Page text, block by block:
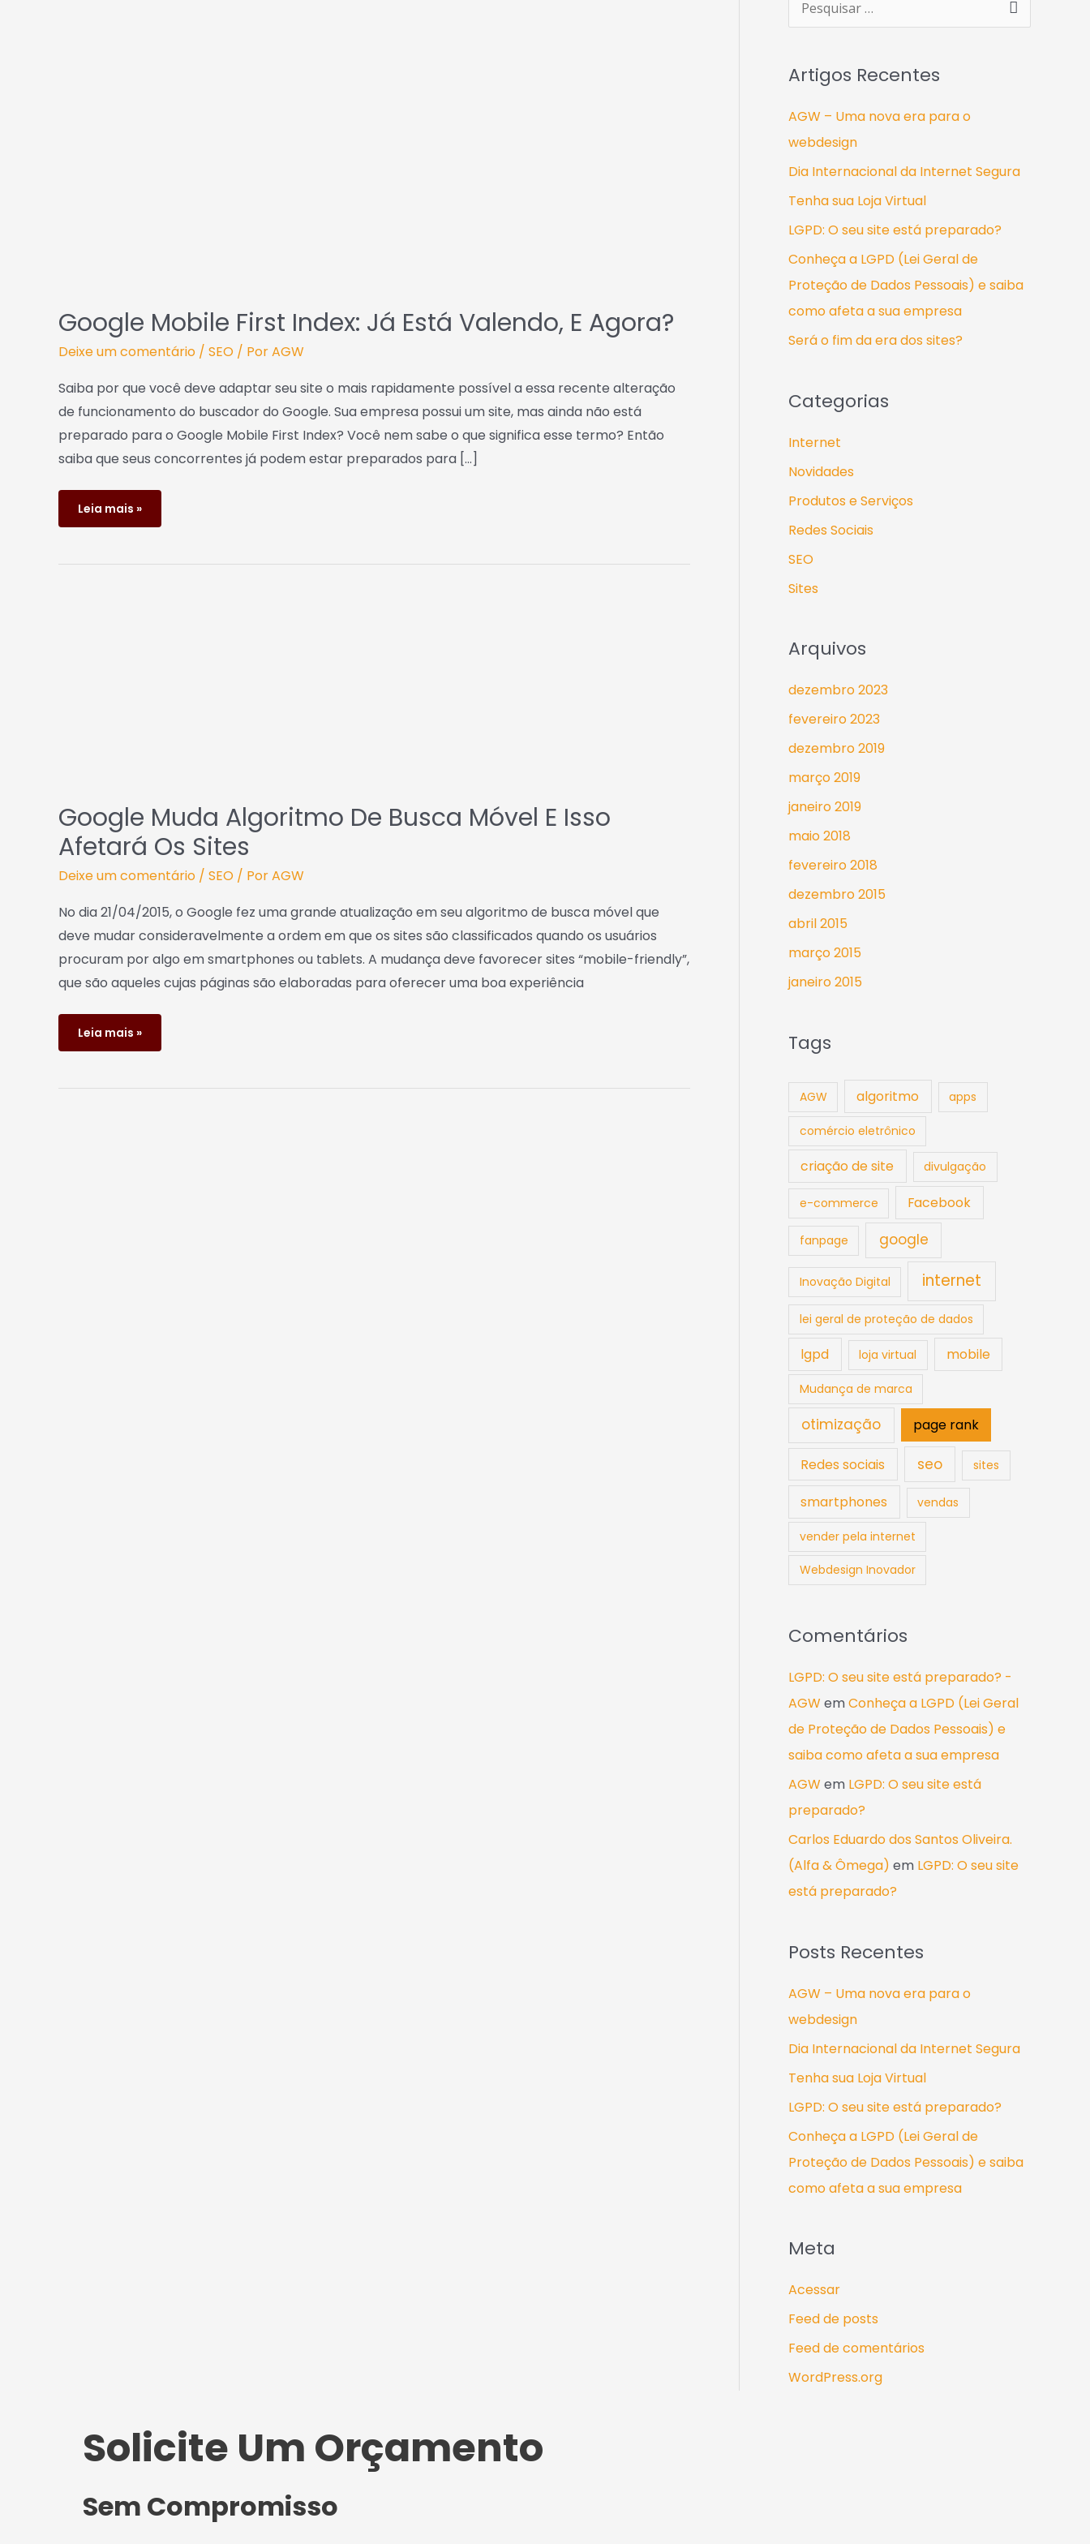
Google Mobile First Index: Já Está Valendo, E Agora?
Deixe um comentário / SEO / PorAGW
Saiba por que você deve adaptar seu site o mais rapidamente possível a essa recente alteração
de funcionamento do buscador do Google. Sua empresa possui um site, mas ainda não está
preparado para o Google Mobile First Index? Você nem sabe o que significa esse termo? Então
saiba que seus concorrentes já podem estar preparados para […]
Leia mais »
Google Muda Algoritmo De Busca Móvel E Isso
Afetará Os Sites
Deixe um comentário / SEO / PorAGW
No dia 21/04/2015, o Google fez uma grande atualização em seu algoritmo de busca móvel que
deve mudar consideravelmente a ordem em que os sites são classificados quando os usuários
procuram por algo em smartphones ou tablets. A mudança deve favorecer sites “mobile-friendly”,
que são aqueles cujas páginas são elaboradas para oferecer uma boa experiência
Leia mais »
u
i
s
a
Artigos Recentes
AGW – Uma nova era para o
webdesign
Dia Internacional da Internet Segura
Tenha sua Loja Virtual
LGPD: O seu site está preparado?
Conheça a LGPD (Lei Geral de
Proteção de Dados Pessoais) e saiba
como afeta a sua empresa
Será o fim da era dos sites?
Categorias
Internet
Novidades
Produtos e Serviços
Redes Sociais
SEO
Sites
Arquivos
dezembro 2023
fevereiro 2023
dezembro 2019
março 2019
janeiro 2019
maio 2018
fevereiro 2018
dezembro 2015
abril 2015
março 2015
janeiro 2015
Tags
AGW algoritmo apps
comércio eletrônico
criação de site divulgação
e-commerce Facebook
fanpage google
Inovação Digital internet
lei geral de proteção de dados
lgpd loja virtual mobile
Mudança de marca
otimização page rank
Redes sociais seo sites
smartphones vendas
vender pela internet
Webdesign Inovador
Comentários
LGPD: O seu site está preparado? -
AGW emConheça a LGPD (Lei Geral
de Proteção de Dados Pessoais) e
saiba como afeta a sua empresa
AGW em LGPD: O seu site está
preparado?
Carlos Eduardo dos Santos Oliveira.
(Alfa & Ômega) em LGPD: O seu site
está preparado?
Posts Recentes
AGW – Uma nova era para o
webdesign
Dia Internacional da Internet Segura
Tenha sua Loja Virtual
LGPD: O seu site está preparado?
Conheça a LGPD (Lei Geral de
Proteção de Dados Pessoais) e saiba
como afeta a sua empresa
Meta
Acessar
Feed de posts
Feed de comentários
WordPress.org
Solicite Um Orçamento
Sem Compromisso